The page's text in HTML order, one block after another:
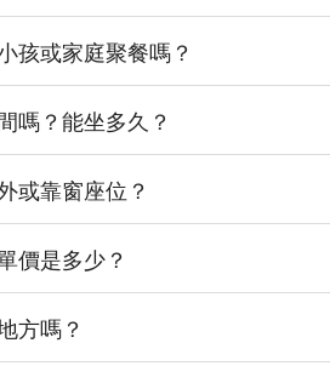
孩或家庭聚餐嗎？
嗎？能坐多久？
或靠窗座位？
價是多少？
方嗎？